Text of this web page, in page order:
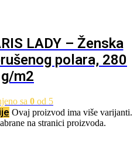
LADY – Ženska
polara, 280
g/m2
sa 0 od 5
Ovaj proizvod ima više varijanti.
na stranici proizvoda.